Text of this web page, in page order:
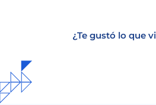
¿Te gustó lo que